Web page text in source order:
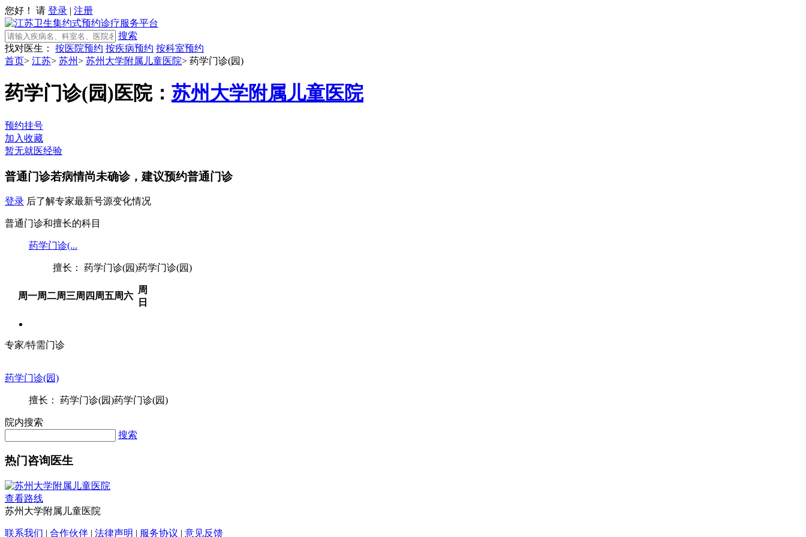
您好！ 请 登录 | 注册
搜索
找对医生：
按医院预约 按疾病预约 按科室预约
首页> 江苏> 苏州> 苏州大学附属儿童医院> 药学门诊(园)
药学门诊(园)医院： 苏州大学附属儿童医院
预约挂号
加入收藏
暂无就医经验
普通门诊若病情尚未确诊，建议预约普通门诊
登录 后了解专家最新号源变化情况
普通门诊和擅长的科目
药学门诊(...
擅长： 药学门诊(园)药学门诊(园)
周一周二周三周四 周五周六
周
日
专家/特需门诊
药学门诊(园)
擅长： 药学门诊(园)药学门诊(园)
院内搜索
搜索
热门咨询医生
查看路线
苏州大学附属儿童医院
联系我们 合作伙伴 法律声明 服务协议 意见反馈